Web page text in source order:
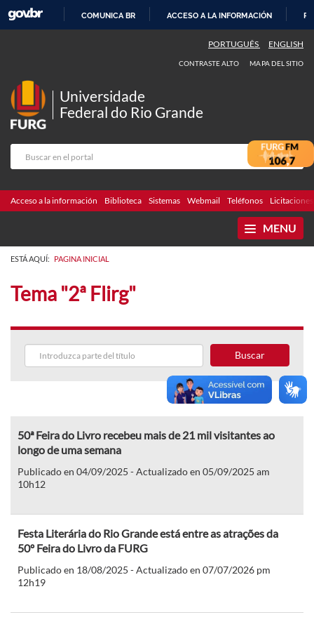
CONTENIDO
COMUNICA BR ACCESO A LA INFORMACIÓN
PORTUGUÊS ENGLISH
CONTRASTE ALTO MAPA DEL SITIO
Universidade
Federal do Rio Grande
Acceso a la información Biblioteca Sistemas Webmail Teléfonos Licitaciones
MENU
ESTÁ AQUÍ: PAGINA INICIAL
Tema "2ª Flirg"
Buscar
50ª Feira do Livro recebeu mais de 21 mil visitantes ao
longo de uma semana
Publicado en 04/09/2025 - Actualizado en 05/09/2025 am
10h12
Festa Literária do Rio Grande está entre as atrações da
50º Feira do Livro da FURG
Publicado en 18/08/2025 - Actualizado en 07/07/2026 pm
12h19